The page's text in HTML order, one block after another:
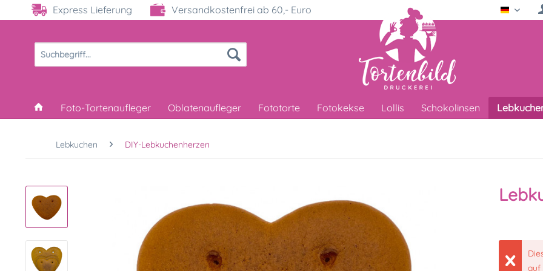
Express Lieferung Versandkostenfrei ab 60,- Euro
Foto-Tortenaufleger Oblatenaufleger Fototorte Fotokekse Lollis Schokolinsen
Lebkuchen DIY-Lebkuchenherzen
auf